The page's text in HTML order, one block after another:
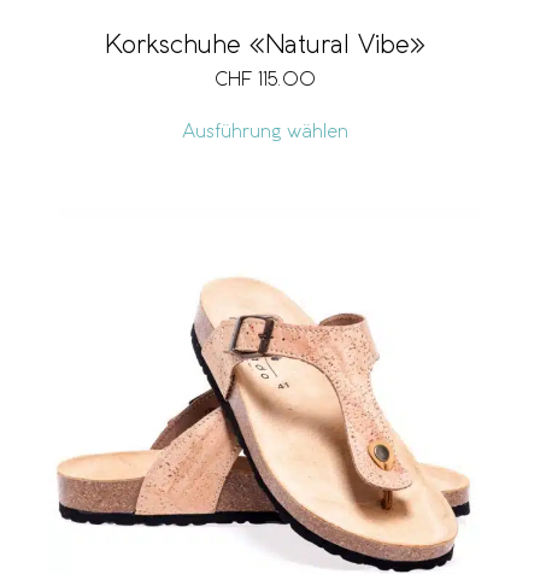
Korkschuhe «Natural Vibe»
CHF 115.00
Ausführung wählen